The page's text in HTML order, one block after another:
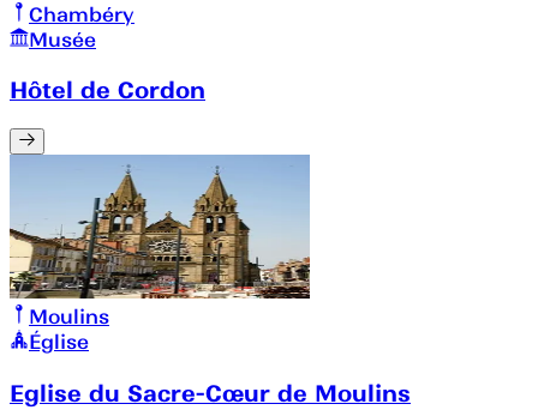
Chambéry
Musée
Hôtel de Cordon
Moulins
Église
Eglise du Sacre-Cœur de Moulins